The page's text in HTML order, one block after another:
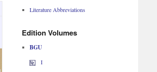
Literature Abbreviations
Edition Volumes
BGU
I